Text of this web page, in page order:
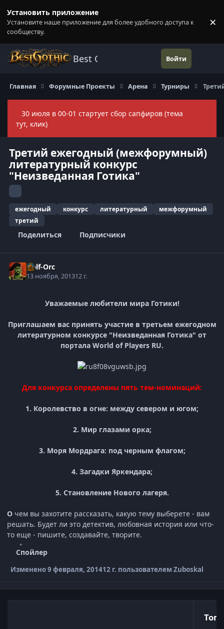
Установить приложение
Установите наше приложение для более удобного доступа к
сообществу.
×
Best Gothic Forums Войти
Главная Форумные Проекты Арена Турниры
30 июля в 00-01 стартует сбор сапфиров (тема
тут, клик)
Третий ежегодный (межфорумный)
литературный конкурс
"Неизведанная Готика"
ежегодный конкурс литературный
межфорумный
третий
Поделиться Подписчики
Half-Orc
13 ноября, 201312 г.
Уважаемые любители мира Готики!
Приглашаем вас принять участие в третьем ежегодном
литературном конкурсе "Неизведанная Готика" от
портала World of Players RU.
Для конкурса определены пять тем-номинаций:
1. Королевство в огне: между севером и югом;
2. Мир глазами орка;
3. Моря Мордрага: под черным флагом;
4. Загадки Яркендара;
5. Становление Нового лагеря.
О чем вы захотите рассказать, какую тему выберете - вам
решать. Будет ли это детектив, любовная история или что-
то еще - пишите, создавайте, творите.
Спойлер
Изменено9 февраля, 201412 г. пользователем Zuboskal
Топ